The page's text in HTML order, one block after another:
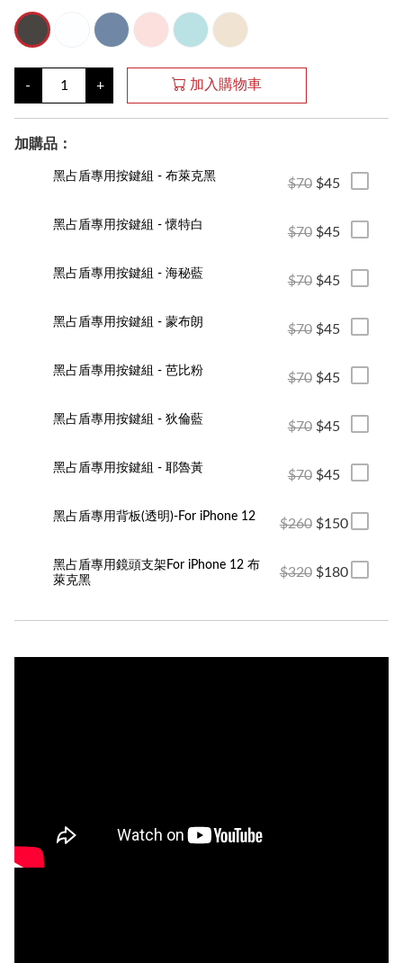
- + 加入購物車
加購品：
黑占盾專用按鍵組 - 布萊克黑
$70 $45
黑占盾專用按鍵組 - 懷特白
$70 $45
黑占盾專用按鍵組 - 海秘藍
$70 $45
黑占盾專用按鍵組 - 蒙布朗
$70 $45
黑占盾專用按鍵組 - 芭比粉
$70 $45
黑占盾專用按鍵組 - 狄倫藍
$70 $45
黑占盾專用按鍵組 - 耶魯黃
$70 $45
黑占盾專用背板(透明)-For iPhone 12
$260 $150
黑占盾專用鏡頭支架For iPhone 12 布
萊克黑
$320 $180